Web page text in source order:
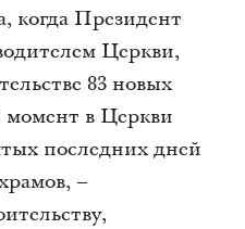
когда Президент
Церкви,
83 новых
в Церкви
последних дней
–